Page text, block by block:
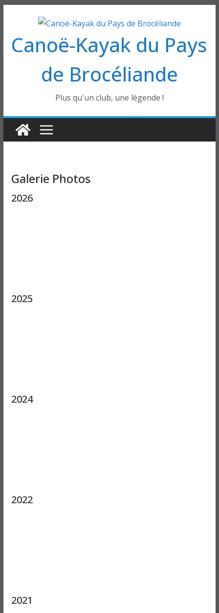
contenu
Canoë-Kayak du Pays
de Brocéliande
Plus qu'un club, une légende !
Galerie Photos
2026
2025
2024
2022
2021